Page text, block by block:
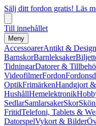
Sälj ditt fordon gratis! Läs
Till innehållet
Meny
AccessoarerAntikt & Design
BarnskorBarnleksaker
TidningarDatorer &
VideofilmerFordon
OptikFrimärkenHandgjort
HushållHemelektronik
SedlarSamlarsakerSkor
FritidTelefoni, Tablets &
DatorspelVykort & Bilder